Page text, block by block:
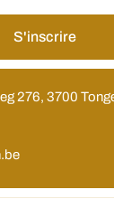
S'inscrire
276, 3700